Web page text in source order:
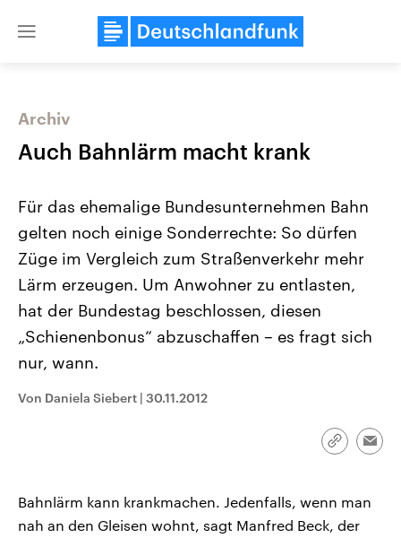
Close
Landtagswahl Sachsen-Anhalt
2026
Alle Informationen
September 2026 einen neuen
Bundesland von einer Koalition aus
USA
Aktuelle Beiträge,
Hintergründe
Audio-Archiv
Archiv
Auch Bahnlärm macht krank
Für das ehemalige Bundesunternehmen Bahn
gelten noch einige Sonderrechte: So dürfen
Züge im Vergleich zum Straßenverkehr mehr
Lärm erzeugen. Um Anwohner zu entlasten,
hat der Bundestag beschlossen, diesen
„Schienenbonus“ abzuschaffen – es fragt sich
nur, wann.
Von Daniela Siebert | 30.11.2012
Link
Bahnlärm kann krankmachen. Jedenfalls, wenn man
nah an den Gleisen wohnt, sagt Manfred Beck, der